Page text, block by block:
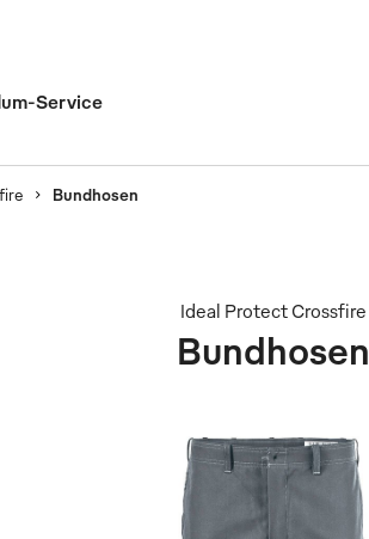
Service
Bundhosen
Bundhosen
Ideal Protect Crossfire